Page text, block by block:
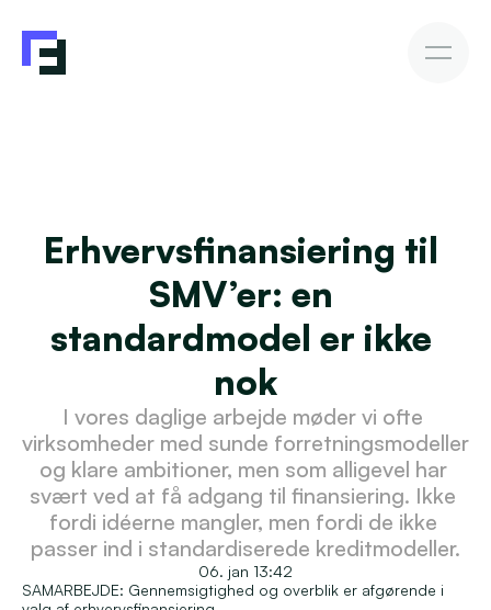
Finansiering
For investorer
Blive investor
Login
Erhvervsfinansiering til
SMV’er: en
standardmodel er ikke
nok
I vores daglige arbejde møder vi ofte
virksomheder med sunde forretningsmodeller
og klare ambitioner, men som alligevel har
svært ved at få adgang til finansiering. Ikke
fordi idéerne mangler, men fordi de ikke
passer ind i standardiserede kreditmodeller.
06. jan 13:42
SAMARBEJDE: Gennemsigtighed og overblik er afgørende i